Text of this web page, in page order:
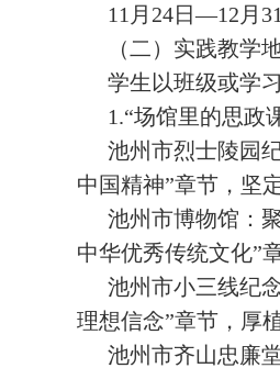
11月24日—12月
（二）实践教学
学生以班级或学
1.“场馆里的思政
池州市烈士陵园
中国精神”章节，坚
池州市博物馆：
中华优秀传统文化”
池州市小三线纪
理想信念”章节，厚
池州市齐山忠廉